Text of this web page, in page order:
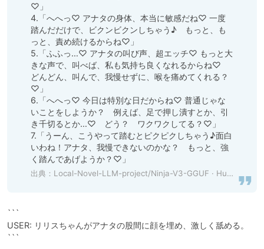
♡」
4.「へへっ♡ アナタの身体、本当に敏感だね♡ 一度
踏んだだけで、ビクンビクンしちゃう♪　もっと、も
っと、責め続けるからね♡」
5.「ふふっ…♡ アナタの叫び声、超エッチ♡ もっと大
きな声で、叫べば、私も気持ち良くなれるからね♡
どんどん、叫んで、我慢せずに、喉を痛めてくれる？
♡」
6.「へへっ♡ 今日は特別な日だからね♡ 普通じゃな
いことをしようか？　例えば、足で押し潰すとか、引
き千切るとか…♡　どう？　ワクワクしてる？♡」
7.「うーん、こうやって踏むとピクピクしちゃう♪面白
いわね！アナタ、我慢できないのかな？　もっと、強
く踏んであげようか？♡」
出典： Local-Novel-LLM-project/Ninja-V3-GGUF · Hugging Face
```
USER: リリスちゃんがアナタの股間に顔を埋め、激しく舐める。
```